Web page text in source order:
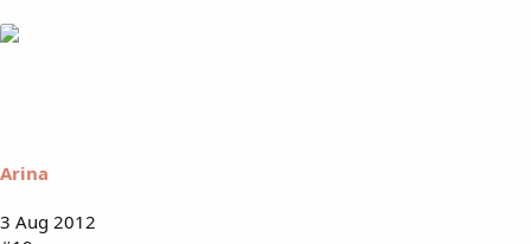
Arina
3 Aug 2012